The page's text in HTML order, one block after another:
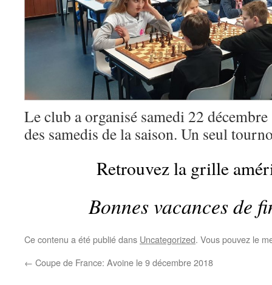
Le club a organisé samedi 22
des samedis de la saison. Un seul
Retrouvez la grille
Bonnes vacances de
Ce contenu a été publié dans Uncategorized. Vous pouvez le
← Coupe de France: Avoine le 9 décembre 2018